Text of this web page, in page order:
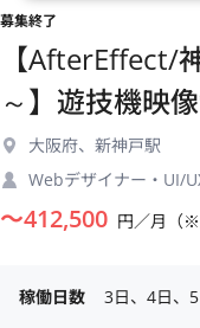
募集終了
【AfterEffect/
～】遊技機映
大阪府、新神戸駅
Webデザイナー・UI/
〜412,500 円／月（※
稼働日数
3日、4日、